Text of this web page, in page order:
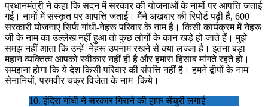
प्रधानमंत्री ने कहा कि सदन में सरकार की योजनाओं के नामों पर आपत्ति जताई
गई। नामों में संस्कृत पर आपत्ति जताई। मैंने अखबार की रिपोर्ट पढ़ी है, 600
सरकारी योजनाएं सिर्फ गांधी-नेहरू परिवार के नाम हैं। किसी कार्यक्रम में नेहरू
जी के नाम का उल्लेख नहीं हुआ तो कुछ लोगों के कान खड़े हो जाते हैं। मुझे
समझ नहीं आता कि उन्हें नेहरू उपनाम रखने से क्या लज्जा है। इतना बड़ा
महान व्यक्तित्व आपको स्वीकार नहीं हीं है और हमारा हिसाब मांगते रहते हो।
समझना होगा कि ये देश किसी परिवार की संपत्ति नहीं है। हमने द्वीपों के नाम
सेनानियों, परमवीर चक्र विजेता के नाम किये।
10. इंदिरा गांधी ने सरकार गिराने की हाफ सेंचुरी लगाई